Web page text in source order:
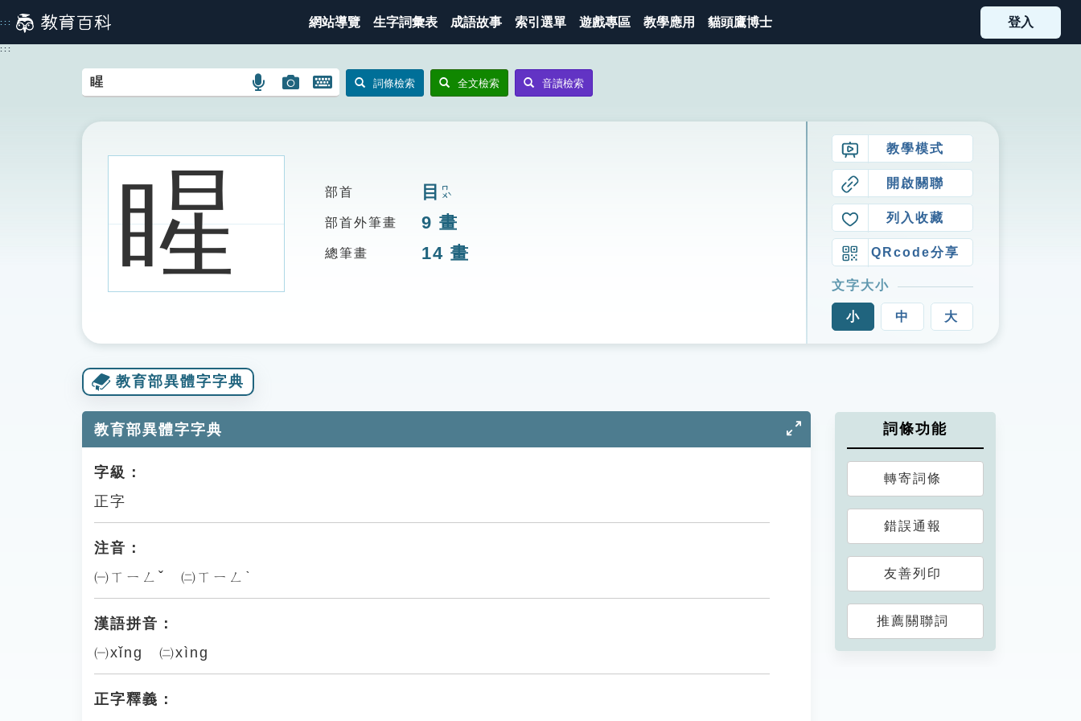
到
主
::: 網站導覽 生字詞彙表 成語故事 索引選單 遊戲專區 教學應用 貓頭鷹博士 登入
:::
語
搜
圖
圖
搜
開
鍵
詞條檢索 全文檢索 音讀檢索
睲 部首 目 ㄇㄨˋ
部首外筆畫 9 畫
總筆畫 14 畫
教學模式
開啟關聯
列入收藏
QRcode分享
文字大小
小 中 大
教育部異體字字典
教育部異體字字典
字級：
正字
注音：
㈠ㄒㄧㄥˇ ㈡ㄒㄧㄥˋ
漢語拼音：
㈠xǐng ㈡xìng
正字釋義：
詞條功能
轉寄詞條
錯誤通報
友善列印
推薦關聯詞